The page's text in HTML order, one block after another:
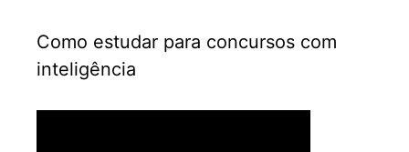
Como estudar para concursos com
inteligência